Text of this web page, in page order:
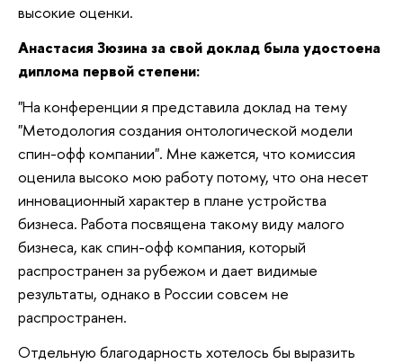
высокие оценки.
Анастасия Зюзина за свой доклад была удостоена
диплома первой степени:
"На конференции я представила доклад на тему
"Методология создания онтологической модели
спин-офф компании". Мне кажется, что комиссия
оценила высоко мою работу потому, что она несет
инновационный характер в плане устройства
бизнеса. Работа посвящена такому виду малого
бизнеса, как спин-офф компания, который
распространен за рубежом и дает видимые
результаты, однако в России совсем не
распространен.
Отдельную благодарность хотелось бы выразить